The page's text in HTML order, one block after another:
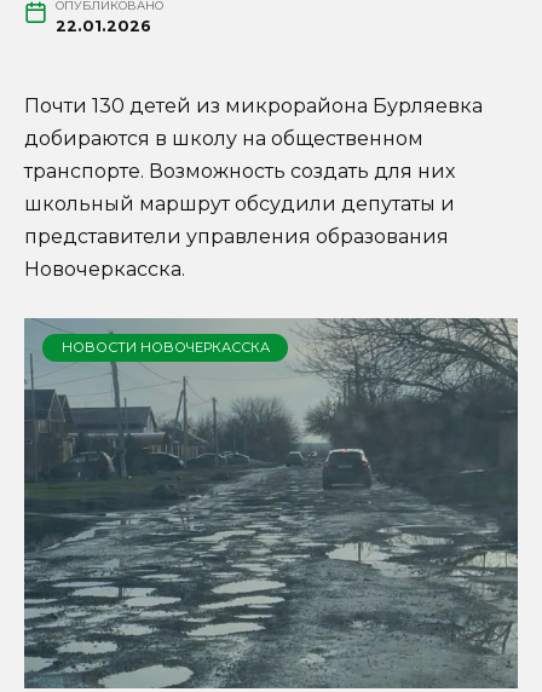
ОПУБЛИКОВАНО
22.01.2026
Почти 130 детей из микрорайона Бурляевка
добираются в школу на общественном
транспорте. Возможность создать для них
школьный маршрут обсудили депутаты и
представители управления образования
Новочеркасска.
НОВОСТИ НОВОЧЕРКАССКА